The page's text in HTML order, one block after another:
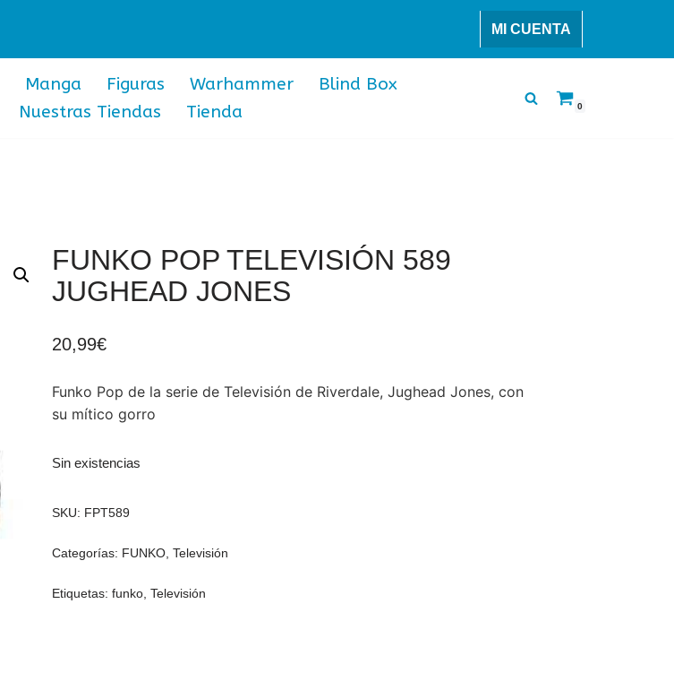
MI CUENTA
Manga Figuras Warhammer
Blind Box
Nuestras Tiendas Tienda 0
FUNKO POP TELEVISIÓN 589
JUGHEAD JONES
20,99€
Funko Pop de la serie de Televisión de Riverdale, Jughead Jones, con
su mítico gorro
Sin existencias
SKU: FPT589
Categorías: FUNKO ,Televisión
Etiquetas:funko ,Televisión